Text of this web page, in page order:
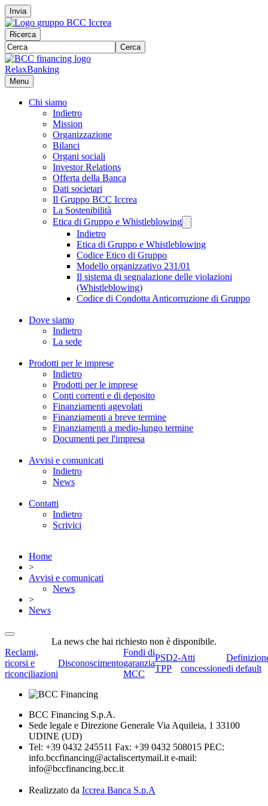
Invia
Ricerca
Cerca
RelaxBanking
Menu
Chi siamo
Indietro
Mission
Organizzazione
Bilanci
Organi sociali
Investor Relations
Offerta della Banca
Dati societari
Il Gruppo BCC Iccrea
La Sostenibilità
Etica di Gruppo e Whistleblowing
Indietro
Etica di Gruppo e Whistleblowing
Codice Etico di Gruppo
Modello organizzativo 231/01
Il sistema di segnalazione delle violazioni
(Whistleblowing)
Codice di Condotta Anticorruzione di Gruppo
Dove siamo
Indietro
La sede
Prodotti per le imprese
Indietro
Prodotti per le imprese
Conti correnti e di deposito
Finanziamenti agevolati
Finanziamenti a breve termine
Finanziamenti a medio-lungo termine
Documenti per l'impresa
Avvisi e comunicati
Indietro
News
Contatti
Indietro
Scrivici
Home
>
Avvisi e comunicati
News
>
News
La news che hai richiesto non è disponibile.
Reclami,
ricorsi e
riconciliazioni
Disconoscimento
Fondi di
garanzia
MCC
PSD2-
TPP
Atti
concessionedi default
BCC Financing S.p.A.
Sede legale e Direzione Generale Via Aquileia, 1 33100
UDINE (UD)
Tel: +39 0432 245511 Fax: +39 0432 508015 PEC:
info.bccfinancing@actaliscertymail.it e-mail:
info@bccfinancing.bcc.it
Realizzato da Iccrea Banca S.p.A